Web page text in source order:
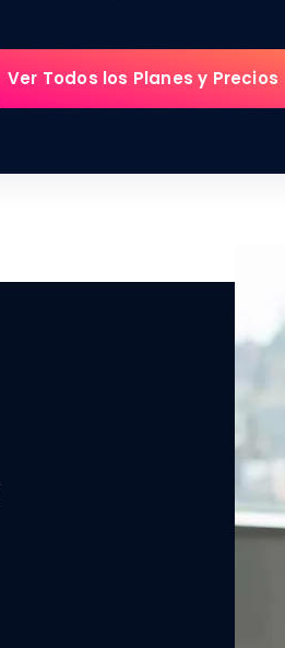
Ver Todos los Planes y Precios